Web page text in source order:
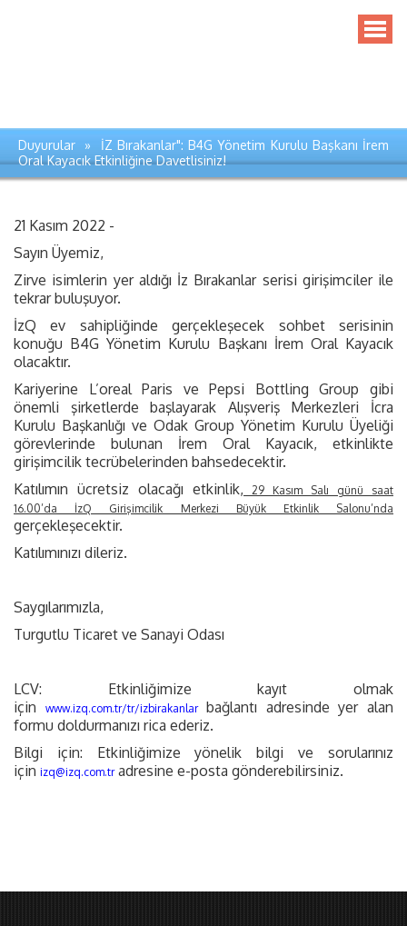
Duyurular » İZ Bırakanlar": B4G Yönetim Kurulu Başkanı İrem
Oral Kayacık Etkinliğine Davetlisiniz!
21 Kasım 2022 -
Sayın Üyemiz,
Zirve isimlerin yer aldığı İz Bırakanlar serisi girişimciler ile
tekrar buluşuyor.
İzQ ev sahipliğinde gerçekleşecek sohbet serisinin
konuğu B4G Yönetim Kurulu Başkanı İrem Oral Kayacık
olacaktır.
Kariyerine L’oreal Paris ve Pepsi Bottling Group gibi
önemli şirketlerde başlayarak Alışveriş Merkezleri İcra
Kurulu Başkanlığı ve Odak Group Yönetim Kurulu Üyeliği
görevlerinde bulunan İrem Oral Kayacık, etkinlikte
girişimcilik tecrübelerinden bahsedecektir.
Katılımın ücretsiz olacağı etkinlik, 29 Kasım Salı günü saat
16.00’da İzQ Girişimcilik Merkezi Büyük Etkinlik Salonu’nda
gerçekleşecektir.
Katılımınızı dileriz.
Saygılarımızla,
Turgutlu Ticaret ve Sanayi Odası
LCV: Etkinliğimize kayıt olmak
için
www.izq.com.tr/tr/izbirakanlarbağlantı adresinde yer alan
formu doldurmanızı rica ederiz.
Bilgi için: Etkinliğimize yönelik bilgi ve sorularınız
için izq@izq.com.tradresine e-posta gönderebilirsiniz.